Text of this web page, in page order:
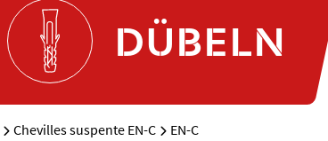
DÜBELN
Chevilles suspente EN-C EN-C